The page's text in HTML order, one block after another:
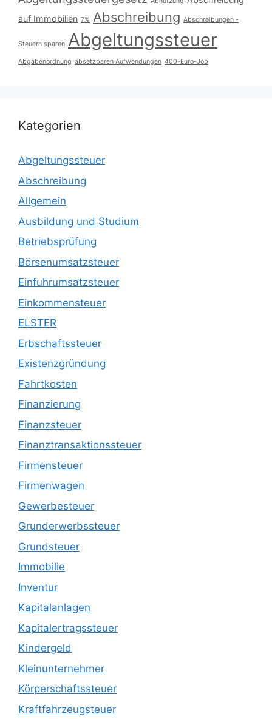
auf Immobilien 7% Abschreibung Abschreibungen -
Steuern sparen Abgeltungssteuer
Abgabenordnung absetzbaren Aufwendungen 400-Euro-Job
Kategorien
Abgeltungssteuer
Abschreibung
Allgemein
Ausbildung und Studium
Betriebsprüfung
Börsenumsatzsteuer
Einfuhrumsatzsteuer
Einkommensteuer
ELSTER
Erbschaftssteuer
Existenzgründung
Fahrtkosten
Finanzierung
Finanzsteuer
Finanztransaktionssteuer
Firmensteuer
Firmenwagen
Gewerbesteuer
Grunderwerbssteuer
Grundsteuer
Immobilie
Inventur
Kapitalanlagen
Kapitalertragssteuer
Kindergeld
Kleinunternehmer
Körperschaftssteuer
Kraftfahrzeugsteuer